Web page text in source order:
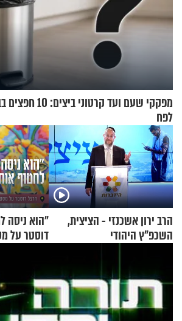
מפקקי שעם ועד
לפח
הרב ירון אשכנזי - הציצית,
השכפ"ץ היהודי
"הוא ניסה
דוסטר על